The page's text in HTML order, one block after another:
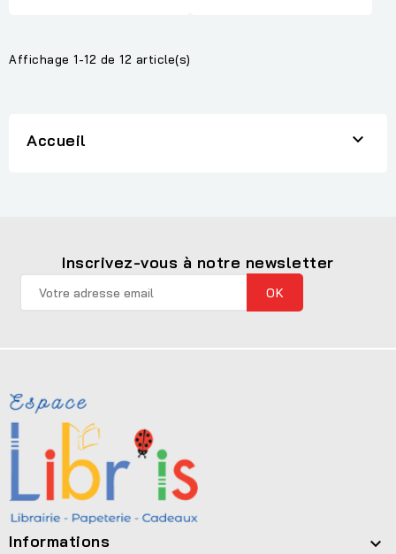
Affichage 1-12 de 12 article(s)
Accueil 
Inscrivez-vous à notre newsletter
Informations 